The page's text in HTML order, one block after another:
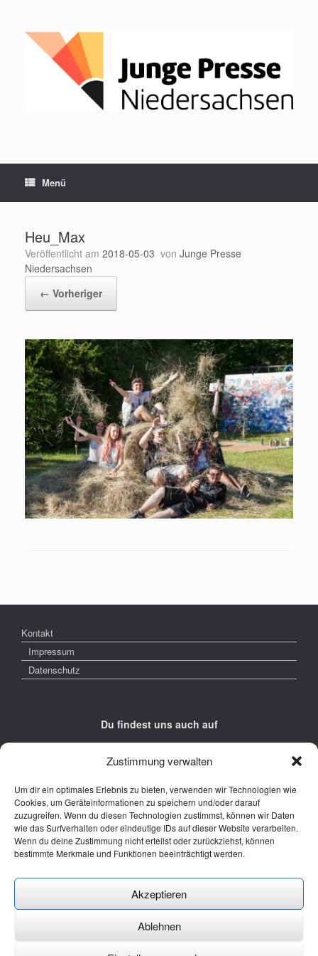
Zustimmung verwalten
Um dir ein optimales Erlebnis zu bieten, verwenden wir Technologien wie
Cookies, um Geräteinformationen zu speichern und/oder darauf
zuzugreifen. Wenn du diesen Technologien zustimmst, können wir Daten
wie das Surfverhalten oder eindeutige IDs auf dieser Website verarbeiten.
Wenn du deine Zustimmung nicht erteilst oder zurückziehst, können
bestimmte Merkmale und Funktionen beeinträchtigt werden.
Akzeptieren
Ablehnen
springen
Menü
Heu_Max
Veröffentlicht am 2018-05-03 von Junge Presse
Niedersachsen
← Vorheriger
Kontakt
Impressum
Datenschutz
Du findest uns auch auf
Kontakt
Junge Presse Niedersachsen e.V.
Rückertstraße 10
30169 Hannover